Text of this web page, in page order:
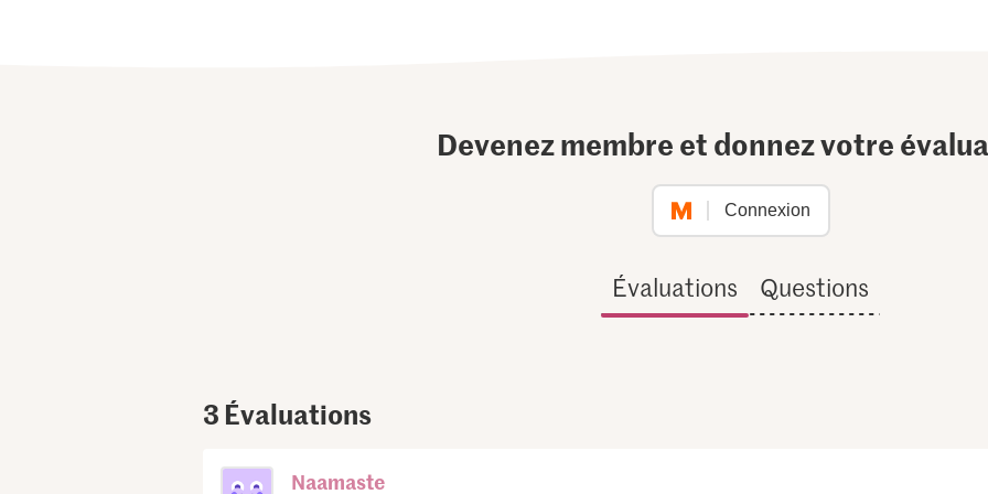
Devenez membre et donnez votre
Connexion
Évaluations Questions
3 Évaluations
Naamaste